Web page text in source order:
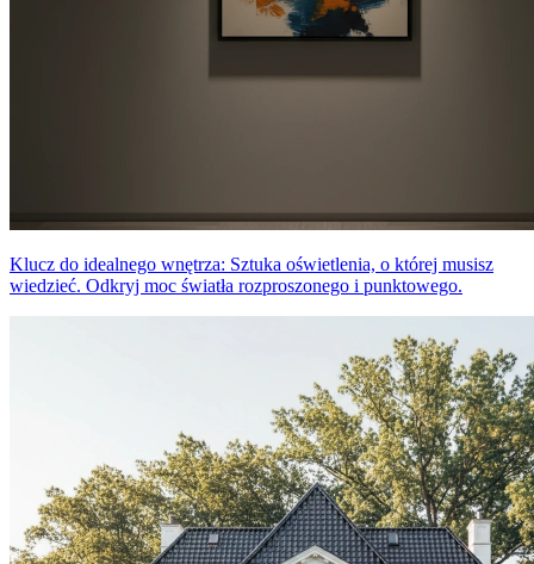
Klucz do idealnego wnętrza: Sztuka oświetlenia, o której musisz
wiedzieć. Odkryj moc światła rozproszonego i punktowego.